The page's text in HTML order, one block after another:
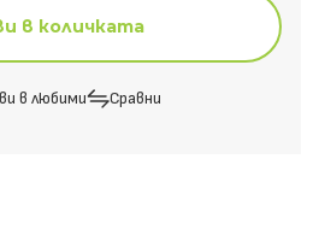
в количката
в любими Сравни